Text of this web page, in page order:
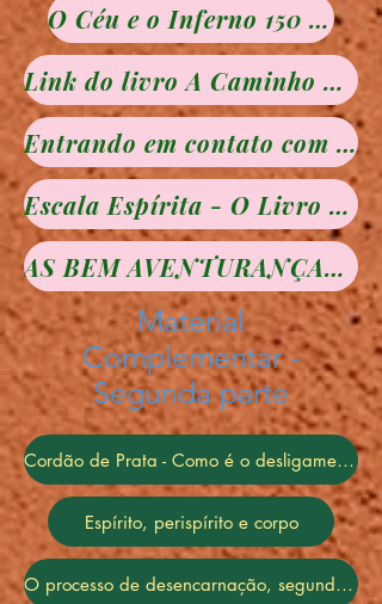
O Céu e o Inferno 150 anos
Link do livro A Caminho da Luz
Entrando em contato com o seu Anjo
Escala Espírita - O Livro dos Espíritos
AS BEM AVENTURANÇAS - Visão Espírita
Material
Complementar -
Segunda parte
Cordão de Prata - Como é o desligamento do espirito na hora da morte
Espírito, perispírito e corpo
O processo de desencarnação, segundo o espírito André Luiz